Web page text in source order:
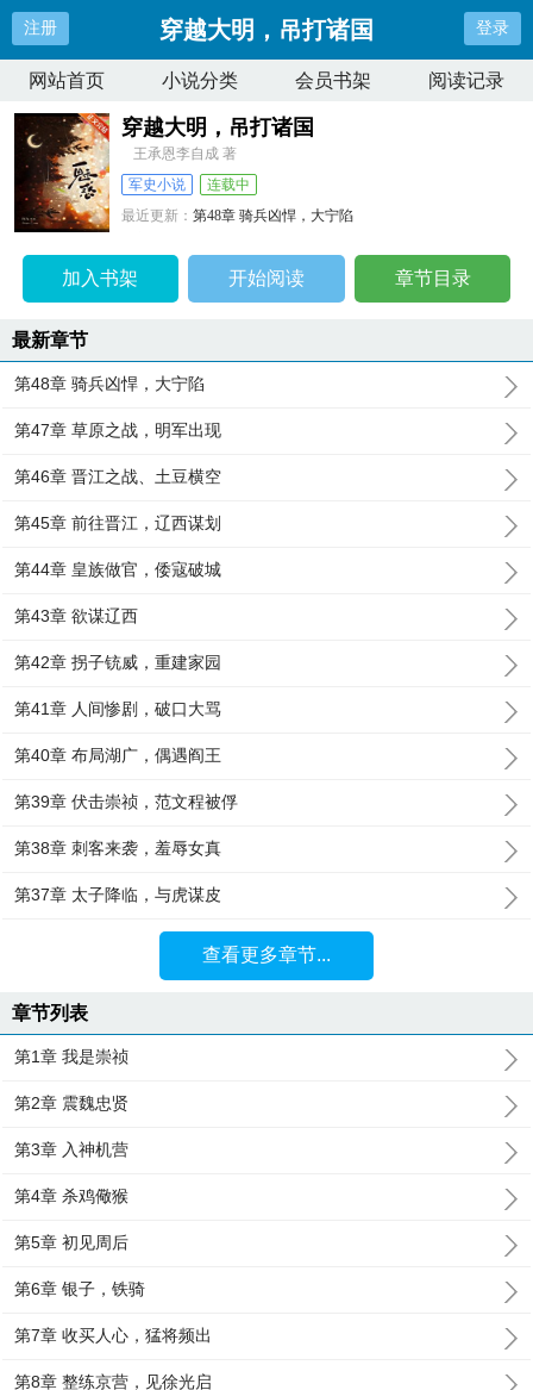
注册 穿越大明，吊打诸国 登录
网站首页 小说分类 会员书架 阅读记录
穿越大明，吊打诸国
王承恩李自成 著
军史小说
连载中
最近更新：第48章 骑兵凶悍，大宁陷
加入书架 开始阅读 章节目录
最新章节
第48章 骑兵凶悍，大宁陷
第47章 草原之战，明军出现
第46章 晋江之战、土豆横空
第45章 前往晋江，辽西谋划
第44章 皇族做官，倭寇破城
第43章 欲谋辽西
第42章 拐子铳威，重建家园
第41章 人间惨剧，破口大骂
第40章 布局湖广，偶遇阎王
第39章 伏击崇祯，范文程被俘
第38章 刺客来袭，羞辱女真
第37章 太子降临，与虎谋皮
查看更多章节...
章节列表
第1章 我是崇祯
第2章 震魏忠贤
第3章 入神机营
第4章 杀鸡儆猴
第5章 初见周后
第6章 银子，铁骑
第7章 收买人心，猛将频出
第8章 整练京营，见徐光启